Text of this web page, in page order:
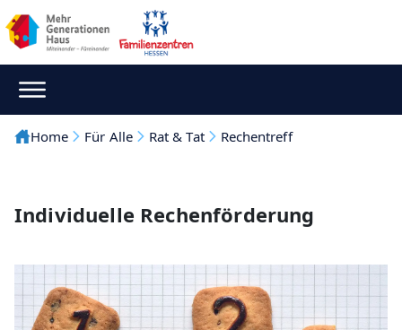
Home Für Alle Rat & Tat Rechentreff
Individuelle Rechenförderung